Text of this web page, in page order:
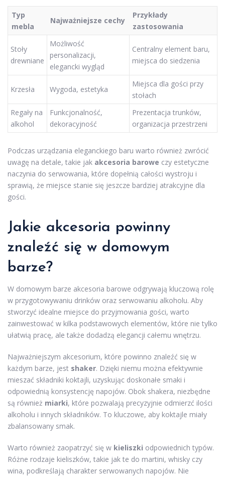
Typ
mebla
Najważniejsze cechy
Przykłady
zastosowania
Stoły
drewniane
Możliwość
personalizacji,
elegancki wygląd
Centralny element baru,
miejsca do siedzenia
Krzesła Wygoda, estetyka
Miejsca dla gości przy
stołach
Regały na
alkohol
Funkcjonalność,
dekoracyjność
Prezentacja trunków,
organizacja przestrzeni
Podczas urządzania eleganckiego baru warto również zwrócić
uwagę na detale, takie jak akcesoria barowe czy estetyczne
naczynia do serwowania, które dopełnią całości wystroju i
sprawią, że miejsce stanie się jeszcze bardziej atrakcyjne dla
gości.
Jakie akcesoria powinny
znaleźć się w domowym
barze?
W domowym barze akcesoria barowe odgrywają kluczową rolę
w przygotowywaniu drinków oraz serwowaniu alkoholu. Aby
stworzyć idealne miejsce do przyjmowania gości, warto
zainwestować w kilka podstawowych elementów, które nie tylko
ułatwią pracę, ale także dodadzą elegancji całemu wnętrzu.
Najważniejszym akcesorium, które powinno znaleźć się w
każdym barze, jest shaker. Dzięki niemu można efektywnie
mieszać składniki koktajli, uzyskując doskonałe smaki i
odpowiednią konsystencję napojów. Obok shakera, niezbędne
są również miarki, które pozwalają precyzyjnie odmierzć ilości
alkoholu i innych składników. To kluczowe, aby koktajle miały
zbalansowany smak.
Warto również zaopatrzyć się w kieliszki odpowiednich typów.
Różne rodzaje kieliszków, takie jak te do martini, whisky czy
wina, podkreślają charakter serwowanych napojów. Nie